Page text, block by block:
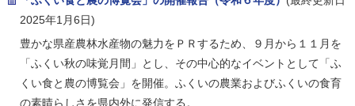
2025年1月6日)
豊かな県産農林水産物の魅力をＰＲするため、９月から１１月を
「ふくい秋の味覚月間」とし、その中心的なイベントとして「ふ
くい食と農の博覧会」を開催。ふくいの農業およびふくいの食育
の素晴らしさを県内外に発信する。